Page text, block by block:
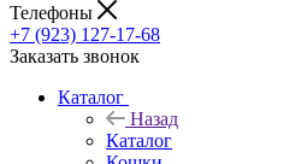
Телефоны
+7 (923) 127-17-68
Заказать звонок
Каталог
Назад
Каталог